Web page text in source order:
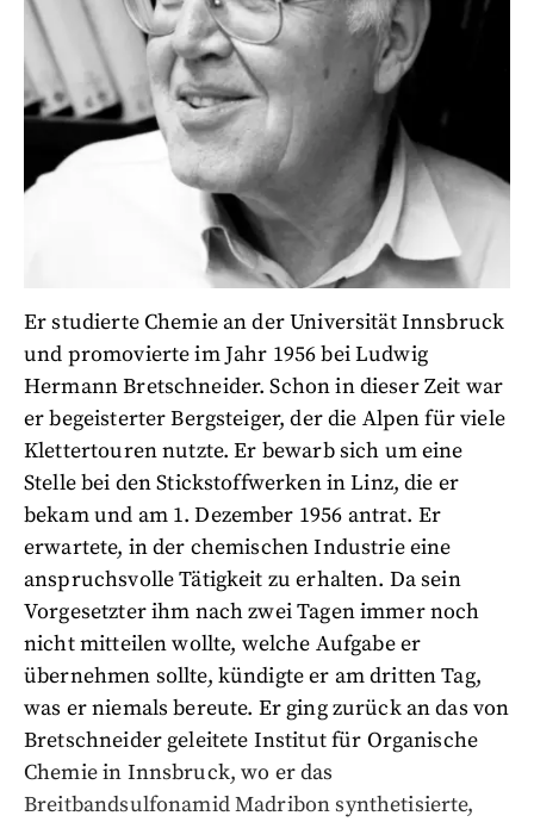
Er studierte Chemie an der Universität Innsbruck
und promovierte im Jahr 1956 bei Ludwig
Hermann Bretschneider. Schon in dieser Zeit war
er begeisterter Bergsteiger, der die Alpen für viele
Klettertouren nutzte. Er bewarb sich um eine
Stelle bei den Stickstoffwerken in Linz, die er
bekam und am 1. Dezember 1956 antrat. Er
erwartete, in der chemischen Industrie eine
anspruchsvolle Tätigkeit zu erhalten. Da sein
Vorgesetzter ihm nach zwei Tagen immer noch
nicht mitteilen wollte, welche Aufgabe er
übernehmen sollte, kündigte er am dritten Tag,
was er niemals bereute. Er ging zurück an das von
Bretschneider geleitete Institut für Organische
Chemie in Innsbruck, wo er das
Breitbandsulfonamid Madribon synthetisierte,